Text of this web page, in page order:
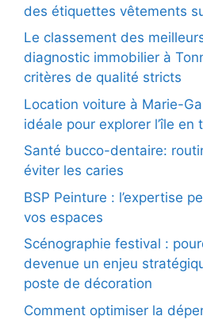
des étiquettes vêtements
Le classement des
diagnostic immobilier à
critères de qualité stricts
Location voiture à Marie-
idéale pour explorer l’île en
Santé bucco-dentaire:
éviter les caries
BSP Peinture : l’expertise
vos espaces
Scénographie festival :
devenue un enjeu
poste de décoration
Comment optimiser la